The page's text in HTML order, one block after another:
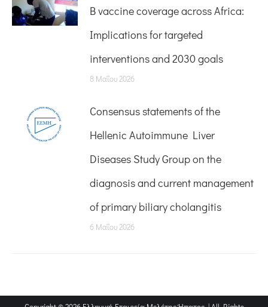
B vaccine coverage across Africa:
Implications for targeted
interventions and 2030 goals
8 Μαΐου 2026
Consensus statements of the
Hellenic Autoimmune Liver
Diseases Study Group on the
diagnosis and current management
of primary biliary cholangitis
6 Μαΐου 2026